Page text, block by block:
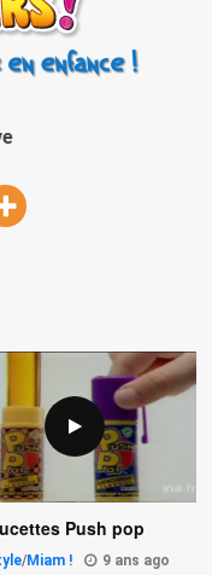
Push pop
/Miam ! 9 ans ago